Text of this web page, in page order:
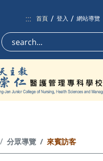
:::
首頁 登入 網站導覽
分眾導覽 來賓訪客